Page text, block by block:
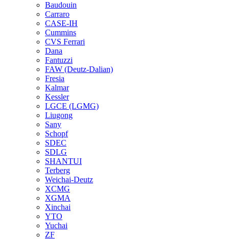
Baudouin
Carraro
CASE-IH
Cummins
CVS Ferrari
Dana
Fantuzzi
FAW (Deutz-Dalian)
Fresia
Kalmar
Kessler
LGCE (LGMG)
Liugong
Sany
Schopf
SDEC
SDLG
SHANTUI
Terberg
Weichai-Deutz
XCMG
XGMA
Xinchai
YTO
Yuchai
ZF